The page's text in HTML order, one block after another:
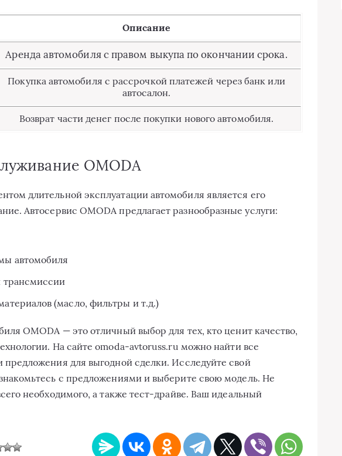
Описание
Аренда автомобиля с правом выкупа по окончании срока.
Покупка автомобиля с рассрочкой платежей через банк или
автосалон.
Возврат части денег после покупки нового автомобиля.
OMODA
длительной эксплуатации автомобиля является его
Автосервис OMODA предлагает разнообразные услуги:
автомобиля
трансмиссии
(масло, фильтры и т.д.)
OMODA — это отличный выбор для тех, кто ценит качество,
На сайте omoda-avtoruss.ru можно найти все
предложения для выгодной сделки. Исследуйте свой
с предложениями и выберите свою модель. Не
необходимого, а также тест-драйве. Ваш идеальный